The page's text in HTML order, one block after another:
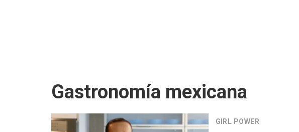
Gastronomía mexicana
GIRL POWER